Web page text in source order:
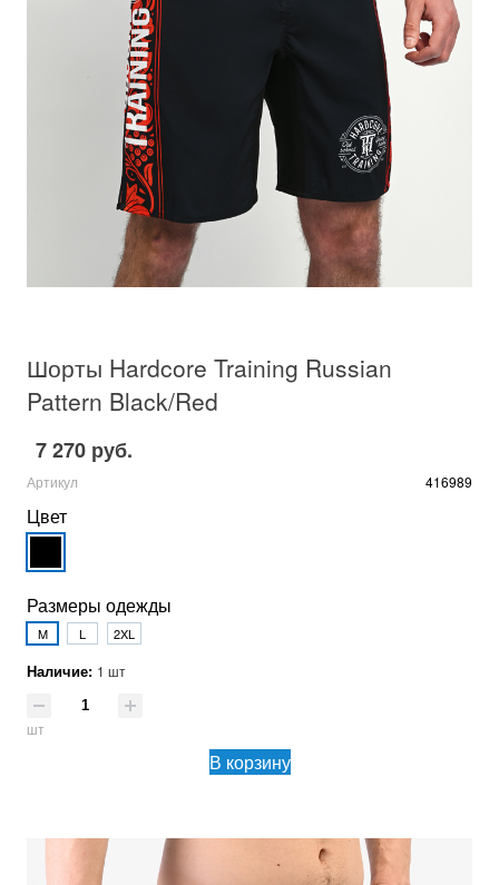
Шорты Hardcore Training Russian
Pattern Black/Red
7 270 руб.
Артикул 416989
Цвет
Размеры одежды
M L 2XL
Наличие: 1 шт
шт
В корзину